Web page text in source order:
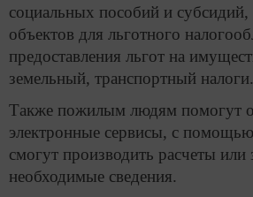
социальных пособий и
объектов для льготного
предоставления льгот на
земельный, транспортный налоги.
Также пожилым людям помогут
электронные сервисы, с
смогут производить расчеты или
необходимые сведения.